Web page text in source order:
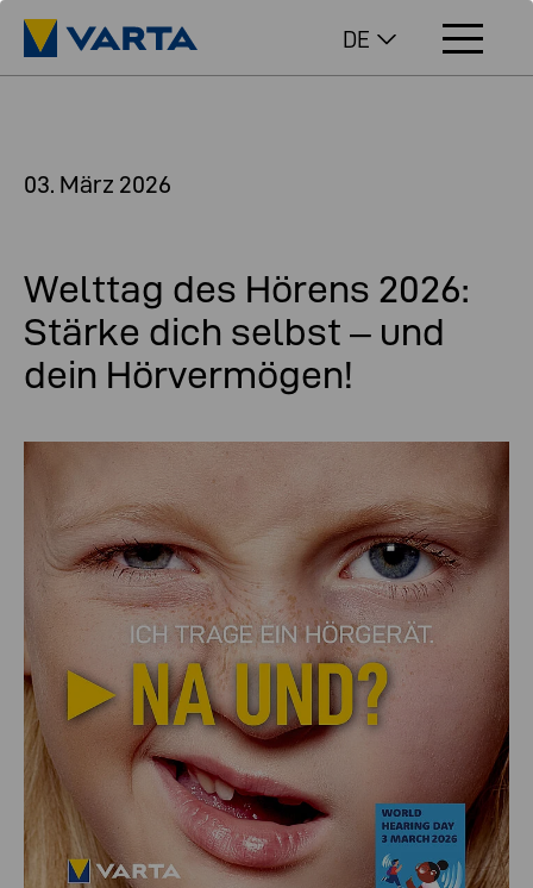
DE
03. März 2026
Welttag des Hörens 2026:
Stärke dich selbst – und
dein Hörvermögen!